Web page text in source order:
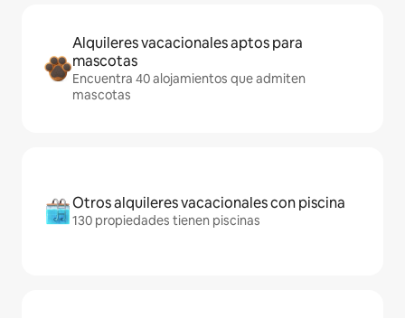
Alquileres vacacionales aptos para
mascotas
Encuentra 40 alojamientos que admiten
mascotas
Otros alquileres vacacionales con piscina
130 propiedades tienen piscinas